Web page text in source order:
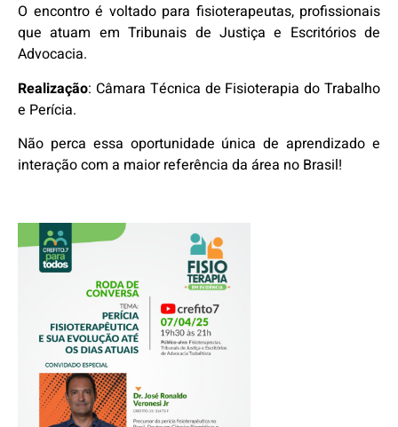
O encontro é voltado para fisioterapeutas, profissionais
que atuam em Tribunais de Justiça e Escritórios de
Advocacia.
Realização: Câmara Técnica de Fisioterapia do Trabalho
e Perícia.
Não perca essa oportunidade única de aprendizado e
interação com a maior referência da área no Brasil!